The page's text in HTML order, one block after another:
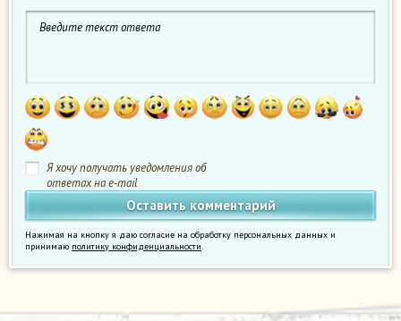
Я хочу получать уведомления об
ответах на e-mail
Нажимая на кнопку я даю согласие на обработку персональных данных и
принимаю политику конфиденциальности.